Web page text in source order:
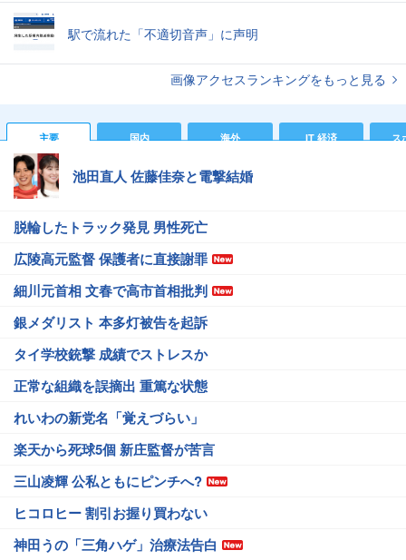
駅で流れた「不適切音声」に声明
画像アクセスランキングをもっと見る
主要 国内 海外 IT 経済 ス
池田直人 佐藤佳奈と電撃結婚
脱輪したトラック発見 男性死亡
広陵高元監督 保護者に直接謝罪
細川元首相 文春で高市首相批判
銀メダリスト 本多灯被告を起訴
タイ学校銃撃 成績でストレスか
正常な組織を誤摘出 重篤な状態
れいわの新党名「覚えづらい」
楽天から死球5個 新庄監督が苦言
三山凌輝 公私ともにピンチへ?
ヒコロヒー 割引お握り買わない
神田うの「三角ハゲ」治療法告白